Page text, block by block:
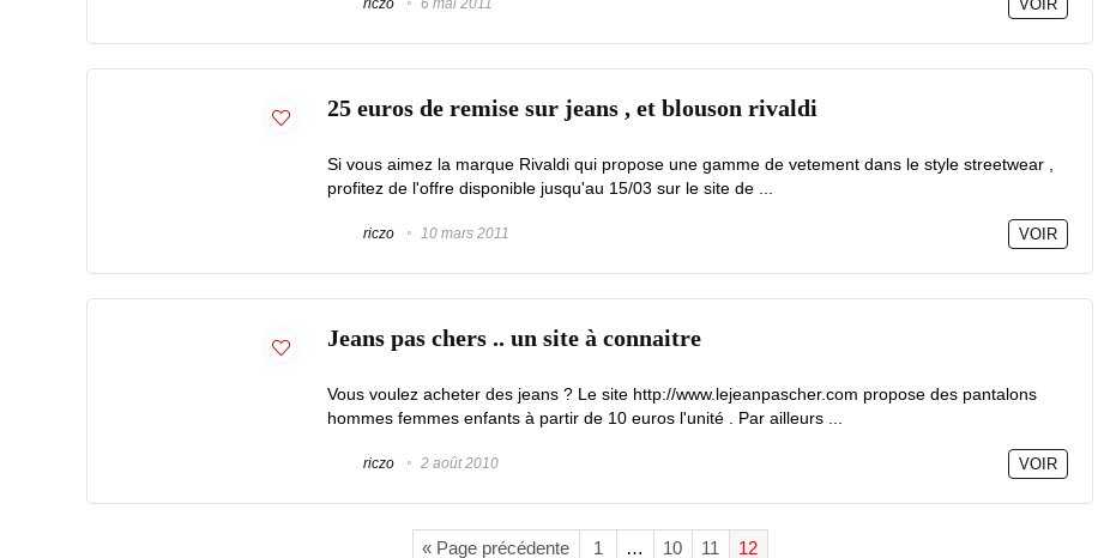
VOIR
25 euros de remise sur jeans , et blouson rivaldi
Si vous aimez la marque Rivaldi qui propose une gamme de vetement dans le style streetwear ,
profitez de l'offre disponible jusqu'au 15/03 sur le site de ...
riczo 10 mars 2011 VOIR
Jeans pas chers .. un site à connaitre
Vous voulez acheter des jeans ? Le site http://www.lejeanpascher.com propose des pantalons
hommes femmes enfants à partir de 10 euros l'unité . Par ailleurs ...
riczo 2 août 2010 VOIR
« Page précédente 1 … 10 11 12